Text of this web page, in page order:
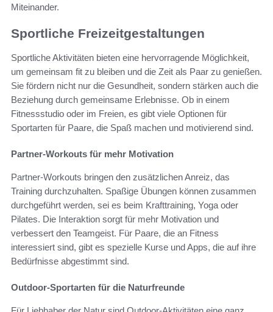
Miteinander.
Sportliche Freizeitgestaltungen
Sportliche Aktivitäten bieten eine hervorragende Möglichkeit,
um gemeinsam fit zu bleiben und die Zeit als Paar zu genießen.
Sie fördern nicht nur die Gesundheit, sondern stärken auch die
Beziehung durch gemeinsame Erlebnisse. Ob in einem
Fitnessstudio oder im Freien, es gibt viele Optionen für
Sportarten für Paare, die Spaß machen und motivierend sind.
Partner-Workouts für mehr Motivation
Partner-Workouts bringen den zusätzlichen Anreiz, das
Training durchzuhalten. Spaßige Übungen können zusammen
durchgeführt werden, sei es beim Krafttraining, Yoga oder
Pilates. Die Interaktion sorgt für mehr Motivation und
verbessert den Teamgeist. Für Paare, die an Fitness
interessiert sind, gibt es spezielle Kurse und Apps, die auf ihre
Bedürfnisse abgestimmt sind.
Outdoor-Sportarten für die Naturfreunde